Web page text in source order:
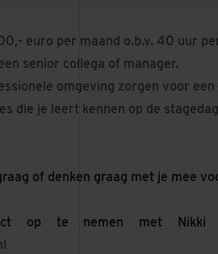
euro per maand o.b.v. 40 uur
senior collega of manager.
omgeving zorgen voor
die je leert kennen op de
of denken graag met je mee
op te nemen met Nikki